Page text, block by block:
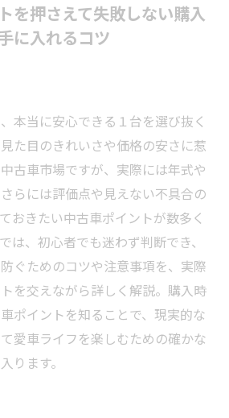
を押さえて失敗しない購入
に入れるコツ
本当に安心できる１台を選び抜く
た目のきれいさや価格の安さに惹
古車市場ですが、実際には年式や
らには評価点や見えない不具合の
おきたい中古車ポイントが数多く
は、初心者でも迷わず判断でき、
ぐためのコツや注意事項を、実際
を交えながら詳しく解説。購入時
ポイントを知ることで、現実的な
愛車ライフを楽しむための確かな
ります。